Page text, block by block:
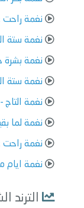
نغمة راحت
نغمة ستة
نغمة بشرة
نغمة ستة
نغمة التاج - 1
نغمة لما
نغمة راحت
نغمة ايام
الترند